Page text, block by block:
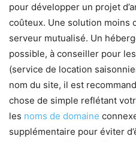
pour développer un projet
coûteux. Une solution moins
serveur mutualisé. Un
possible, à conseiller pour
(service de location
nom du site, il est
chose de simple reflétant
les noms de domaine
supplémentaire pour éviter